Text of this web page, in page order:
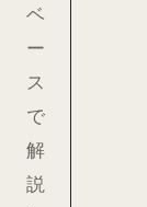
ベ
ー
ス
で
解
説